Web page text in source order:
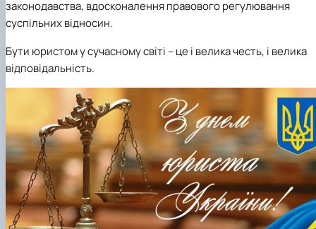
законодавства, вдосконалення правового регулювання
суспільних відносин.
Бути юристом у сучасному світі – це і велика честь, і велика
відповідальність.